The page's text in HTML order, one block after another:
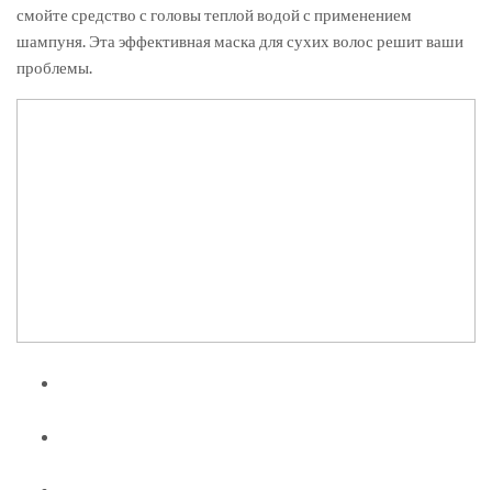
смойте средство с головы теплой водой с применением
шампуня. Эта эффективная маска для сухих волос решит ваши
проблемы.